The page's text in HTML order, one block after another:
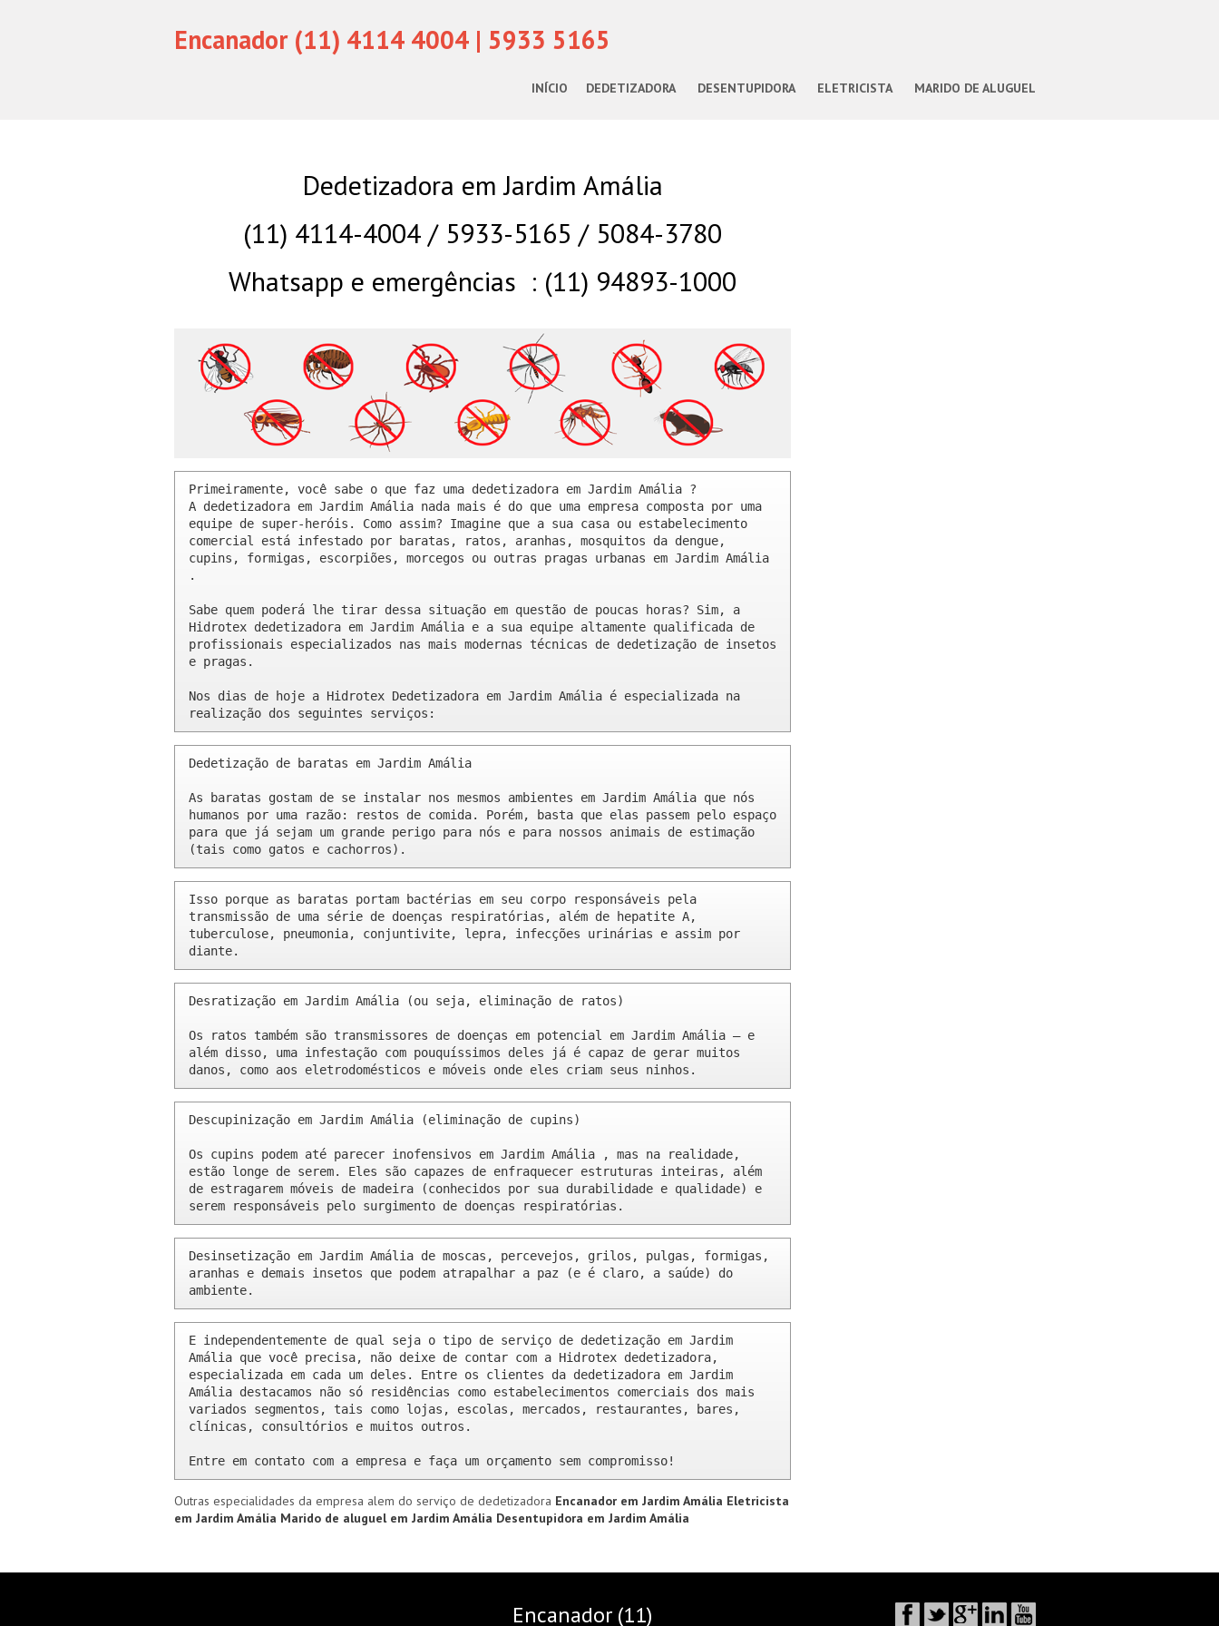
Encanador (11) 4114 4004 | 5933 5165
INÍCIO DEDETIZADORA DESENTUPIDORA ELETRICISTA MARIDO DE ALUGUEL
Dedetizadora em Jardim Amália
(11) 4114-4004 / 5933-5165 / 5084-3780
Whatsapp e emergências : (11) 94893-1000
Primeiramente, você sabe o que faz uma dedetizadora em Jardim Amália ?
A dedetizadora em Jardim Amália nada mais é do que uma empresa composta por uma
equipe de super-heróis. Como assim? Imagine que a sua casa ou estabelecimento
comercial está infestado por baratas, ratos, aranhas, mosquitos da dengue,
cupins, formigas, escorpiões, morcegos ou outras pragas urbanas em Jardim Amália
.
Sabe quem poderá lhe tirar dessa situação em questão de poucas horas? Sim, a
Hidrotex dedetizadora em Jardim Amália e a sua equipe altamente qualificada de
profissionais especializados nas mais modernas técnicas de dedetização de insetos
e pragas.
Nos dias de hoje a Hidrotex Dedetizadora em Jardim Amália é especializada na
realização dos seguintes serviços:
Dedetização de baratas em Jardim Amália
As baratas gostam de se instalar nos mesmos ambientes em Jardim Amália que nós
humanos por uma razão: restos de comida. Porém, basta que elas passem pelo espaço
para que já sejam um grande perigo para nós e para nossos animais de estimação
(tais como gatos e cachorros).
Isso porque as baratas portam bactérias em seu corpo responsáveis pela
transmissão de uma série de doenças respiratórias, além de hepatite A,
tuberculose, pneumonia, conjuntivite, lepra, infecções urinárias e assim por
diante.
Desratização em Jardim Amália (ou seja, eliminação de ratos)
Os ratos também são transmissores de doenças em potencial em Jardim Amália – e
além disso, uma infestação com pouquíssimos deles já é capaz de gerar muitos
danos, como aos eletrodomésticos e móveis onde eles criam seus ninhos.
Descupinização em Jardim Amália (eliminação de cupins)
Os cupins podem até parecer inofensivos em Jardim Amália , mas na realidade,
estão longe de serem. Eles são capazes de enfraquecer estruturas inteiras, além
de estragarem móveis de madeira (conhecidos por sua durabilidade e qualidade) e
serem responsáveis pelo surgimento de doenças respiratórias.
Desinsetização em Jardim Amália de moscas, percevejos, grilos, pulgas, formigas,
aranhas e demais insetos que podem atrapalhar a paz (e é claro, a saúde) do
ambiente.
E independentemente de qual seja o tipo de serviço de dedetização em Jardim
Amália que você precisa, não deixe de contar com a Hidrotex dedetizadora,
especializada em cada um deles. Entre os clientes da dedetizadora em Jardim
Amália destacamos não só residências como estabelecimentos comerciais dos mais
variados segmentos, tais como lojas, escolas, mercados, restaurantes, bares,
clínicas, consultórios e muitos outros.
Entre em contato com a empresa e faça um orçamento sem compromisso!
Outras especialidades da empresa alem do serviço de dedetizadora Encanador em Jardim Amália Eletricista
em Jardim Amália Marido de aluguel em Jardim Amália Desentupidora em Jardim Amália
Encanador (11)